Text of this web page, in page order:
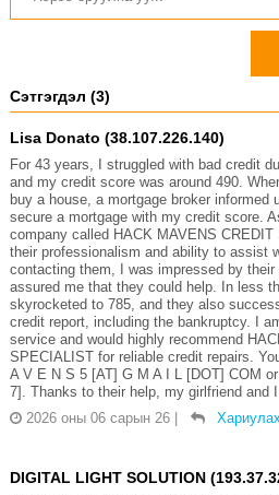
Сэтгэгдэл (3)
Lisa Donato (38.107.226.140)
For 43 years, I struggled with bad credit
and my credit score was around 490.
buy a house, a mortgage broker
secure a mortgage with my credit score.
company called HACK MAVENS
their professionalism and ability to assist
contacting them, I was impressed by
assured me that they could help. In less
skyrocketed to 785, and they also
credit report, including the bankruptcy. I
service and would highly recommend
SPECIALIST for reliable credit repairs.
A V E N S 5 [AT] G M A I L [DOT] COM
7]. Thanks to their help, my girlfriend and
2026 оны 06 сарын 26
DIGITAL LIGHT SOLUTION